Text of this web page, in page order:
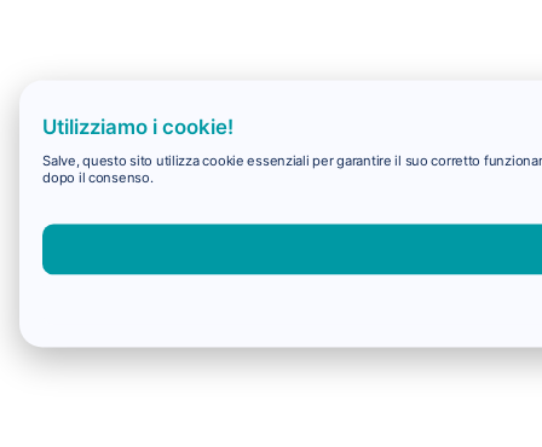
Utilizziamo i cookie!
Salve, questo sito utilizza cookie essenziali per garantire il suo corretto
dopo il consenso.